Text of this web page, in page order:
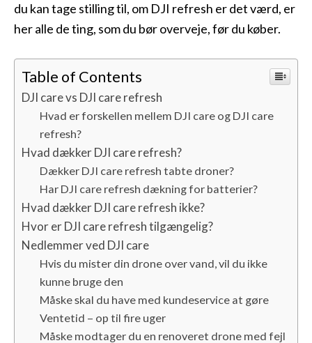
du kan tage stilling til, om DJI refresh er det værd, er
her alle de ting, som du bør overveje, før du køber.
Table of Contents
DJI care vs DJI care refresh
Hvad er forskellen mellem DJI care og DJI care
refresh?
Hvad dækker DJI care refresh?
Dækker DJI care refresh tabte droner?
Har DJI care refresh dækning for batterier?
Hvad dækker DJI care refresh ikke?
Hvor er DJI care refresh tilgængelig?
Nedlemmer ved DJI care
Hvis du mister din drone over vand, vil du ikke
kunne bruge den
Måske skal du have med kundeservice at gøre
Ventetid – op til fire uger
Måske modtager du en renoveret drone med fejl